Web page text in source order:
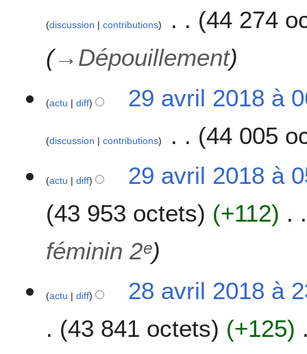
e
m
i
i
t
o
n
s
discussion contributions
44 274
→ Dépouillement
actu diff 29 avril 2018 à
discussion contributions 44 005
u
u
n
é
m
actu diff
29 avril 2018 à
43 953 octets
+112
féminin 2ᵉ
8
actu diff
28 avril 2018 à
43 841 octets
+125